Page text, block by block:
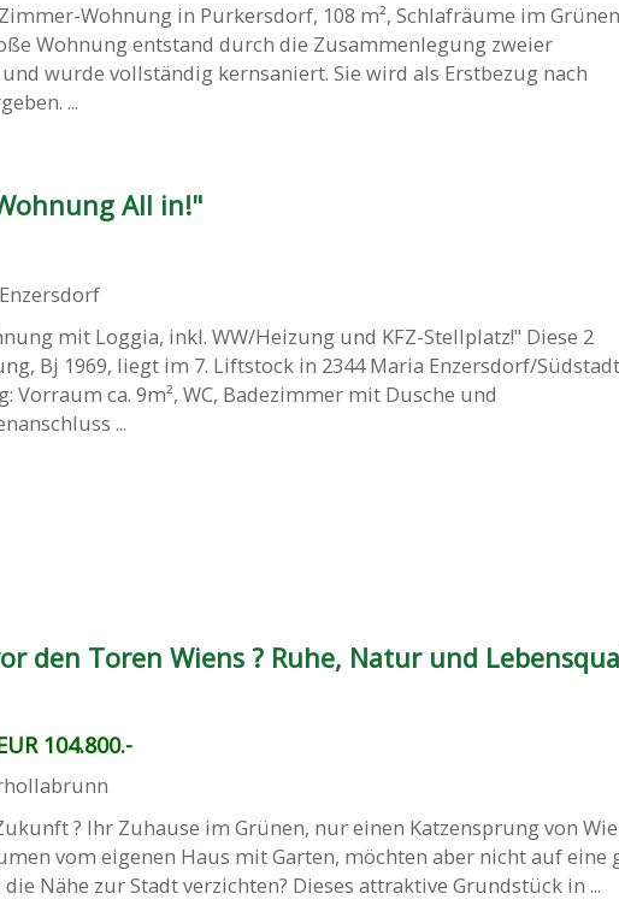
Wohnung in Purkersdorf, 108 m², Schlafräume im
Wohnung entstand durch die Zusammenlegung zweier
wurde vollständig kernsaniert. Sie wird als Erstbezug nach
...
All in!"
mit Loggia, inkl. WW/Heizung und KFZ-Stellplatz!" Diese 2
Bj 1969, liegt im 7. Liftstock in 2344 Maria Enzersdorf/
Vorraum ca. 9m², WC, Badezimmer mit Dusche und
...
den Toren Wiens ? Ruhe, Natur und
104.800.-
? Ihr Zuhause im Grünen, nur einen Katzensprung von
vom eigenen Haus mit Garten, möchten aber nicht auf eine
Nähe zur Stadt verzichten? Dieses attraktive Grundstück in ...